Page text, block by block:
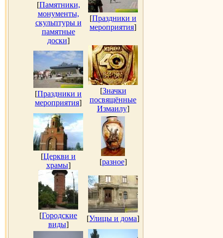
[Памятники,
монументы,
скульптуры и
памятные
доски]
[Праздники и
мероприятия]
[Праздники и
мероприятия]
[Значки
посвящённые
Измаилу]
[Церкви и
храмы] [разное]
[Городские
виды]
[Улицы и дома]